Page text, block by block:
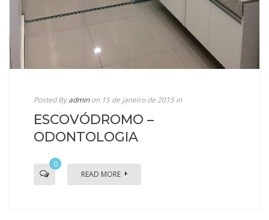
Posted Byadmin on 15 de janeiro de 2015in
ESCOVÓDROMO –
ODONTOLOGIA
0
READ MORE